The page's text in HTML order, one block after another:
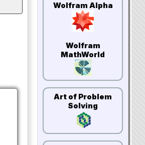
Wolfram Alpha
Wolfram
MathWorld
Art of Problem
Solving